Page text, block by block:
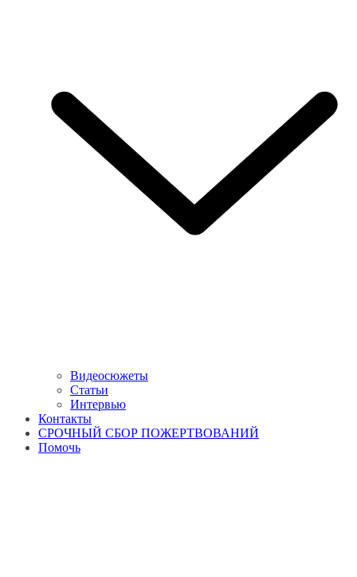
Видеосюжеты
Статьи
Интервью
Контакты
СРОЧНЫЙ СБОР ПОЖЕРТВОВАНИЙ
Помочь